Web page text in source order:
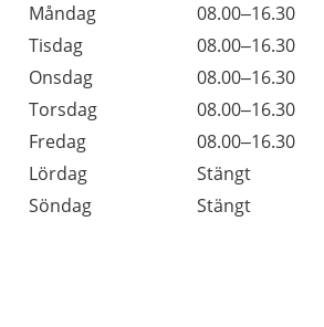
Dag
Öppettider
Kommentarer
Måndag
08.00–16.30
Tisdag
08.00–16.30
Onsdag
08.00–16.30
Torsdag
08.00–16.30
Fredag
08.00–16.30
Lördag
Stängt
Söndag
Stängt